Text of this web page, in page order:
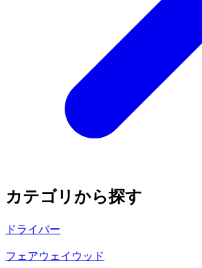
カテゴリから探す
ドライバー
フェアウェイウッド